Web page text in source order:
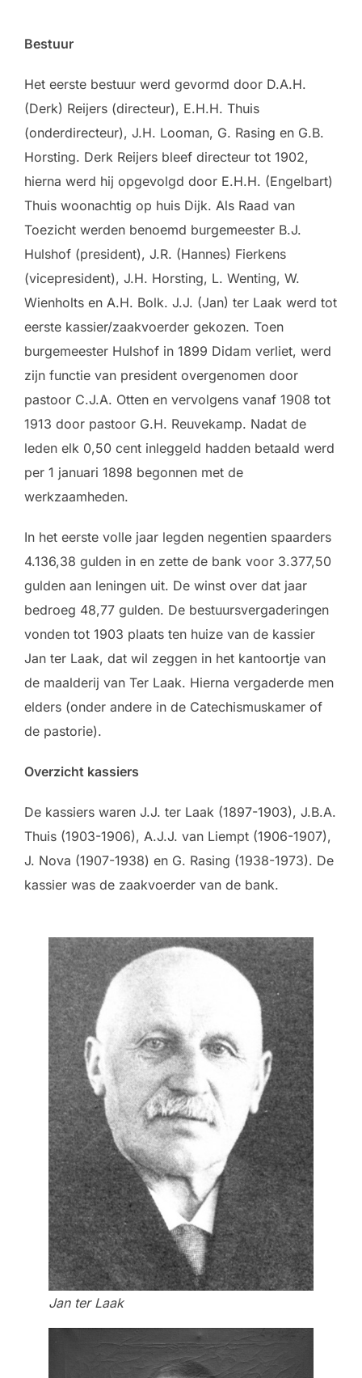
Bestuur
Het eerste bestuur werd gevormd door D.A.H.
(Derk) Reijers (directeur), E.H.H. Thuis
(onderdirecteur), J.H. Looman, G. Rasing en G.B.
Horsting. Derk Reijers bleef directeur tot 1902,
hierna werd hij opgevolgd door E.H.H. (Engelbart)
Thuis woonachtig op huis Dijk. Als Raad van
Toezicht werden benoemd burgemeester B.J.
Hulshof (president), J.R. (Hannes) Fierkens
(vicepresident), J.H. Horsting, L. Wenting, W.
Wienholts en A.H. Bolk. J.J. (Jan) ter Laak werd tot
eerste kassier/zaakvoerder gekozen. Toen
burgemeester Hulshof in 1899 Didam verliet, werd
zijn functie van president overgenomen door
pastoor C.J.A. Otten en vervolgens vanaf 1908 tot
1913 door pastoor G.H. Reuvekamp. Nadat de
leden elk 0,50 cent inleggeld hadden betaald werd
per 1 januari 1898 begonnen met de
werkzaamheden.
In het eerste volle jaar legden negentien spaarders
4.136,38 gulden in en zette de bank voor 3.377,50
gulden aan leningen uit. De winst over dat jaar
bedroeg 48,77 gulden. De bestuursvergaderingen
vonden tot 1903 plaats ten huize van de kassier
Jan ter Laak, dat wil zeggen in het kantoortje van
de maalderij van Ter Laak. Hierna vergaderde men
elders (onder andere in de Catechismuskamer of
de pastorie).
Overzicht kassiers
De kassiers waren J.J. ter Laak (1897-1903), J.B.A.
Thuis (1903-1906), A.J.J. van Liempt (1906-1907),
J. Nova (1907-1938) en G. Rasing (1938-1973). De
kassier was de zaakvoerder van de bank.
Jan ter Laak